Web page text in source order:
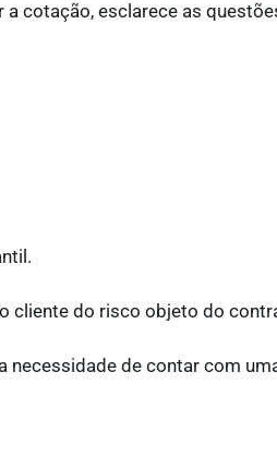
cotação, esclarece as
cliente do risco objeto do
de contar com